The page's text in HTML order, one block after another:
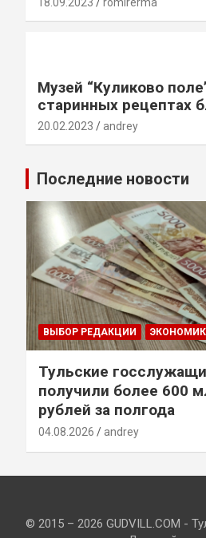
Музей “Куликово
старинных рецептах
20.02.2023 andrey
Последние новости
ВЫБОР РЕДАКЦИИ
Тульские
получили более 600
рублей за полгода
04.08.2026 andrey
© 2015 – 2026 GUDVILL.COM -